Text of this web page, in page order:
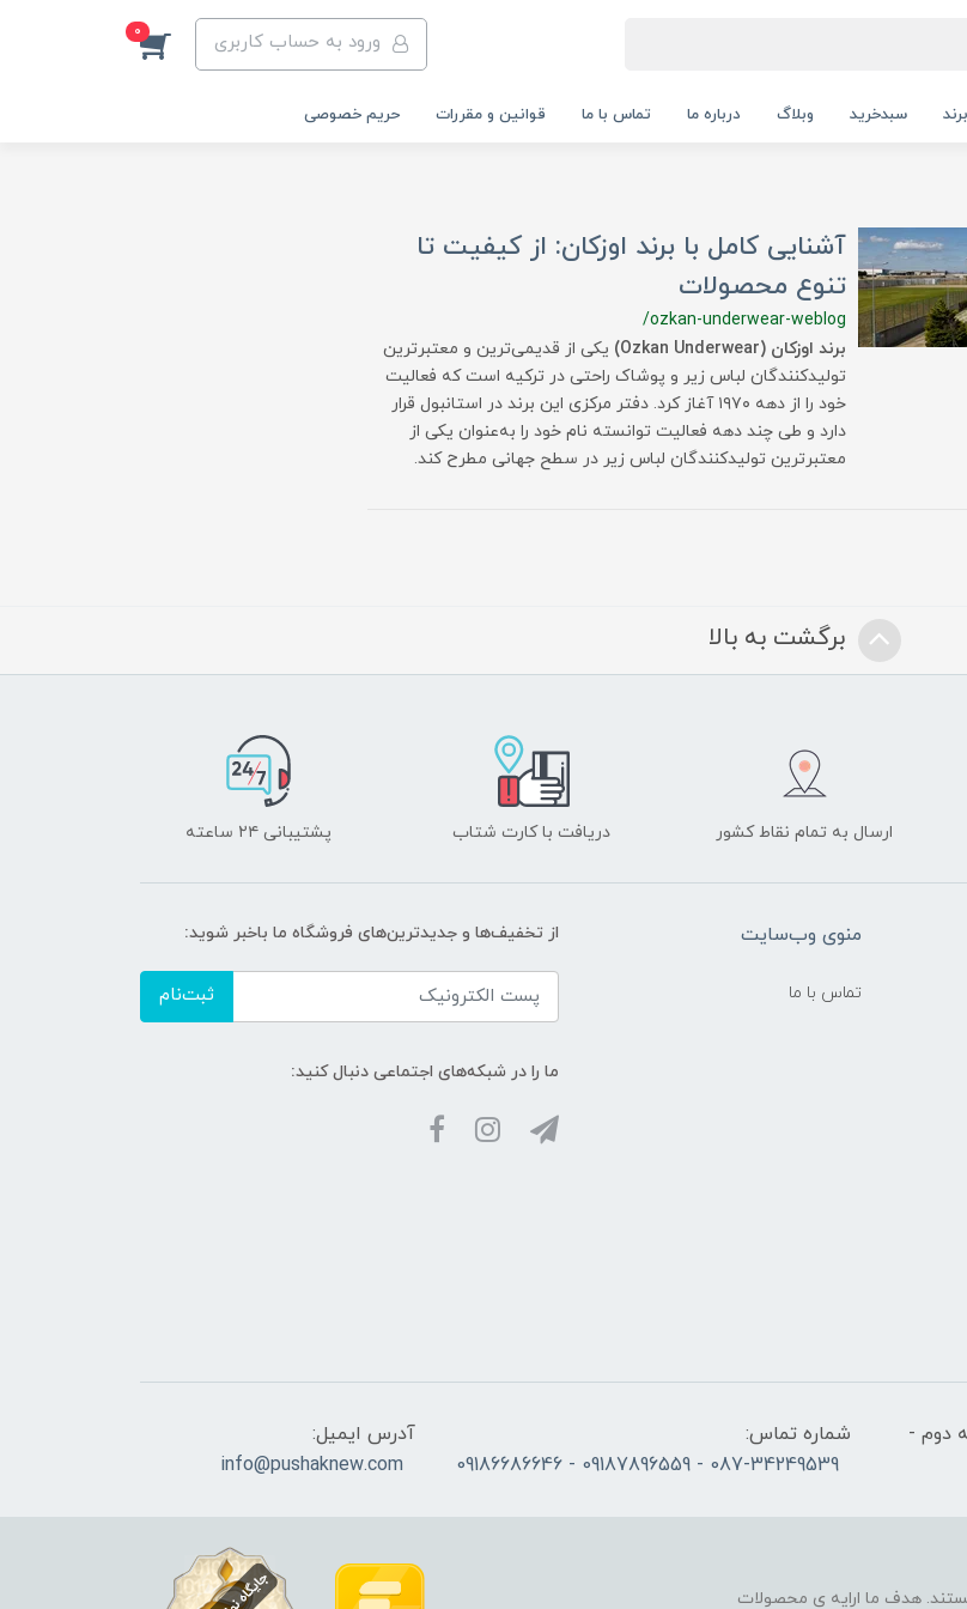
ورود به حساب کاربری 0
برند سبدخرید وبلاگ درباره ما تماس با ما قوانین و مقررات حریم خصوصی
آشنایی کامل با برند اوزکان: از کیفیت تا
تنوع محصولات
/ozkan-underwear-weblog
برند اوزکان (Ozkan Underwear)
یکی از قدیمی‌ترین و معتبرترین
تولیدکنندگان لباس زیر و پوشاک راحتی در ترکیه است که فعالیت
خود را از دهه ۱۹۷۰ آغاز کرد. دفتر مرکزی این برند در استانبول قرار
دارد و طی چند دهه فعالیت توانسته نام خود را به‌عنوان یکی از
معتبرترین تولیدکنندگان لباس زیر در سطح جهانی مطرح کند.
برگشت به بالا
ارسال به تمام نقاط کشور دریافت با کارت شتاب پشتیبانی ۲۴ ساعته
منوی وب‌سایت
تماس با ما
از تخفیف‌ها و جدیدترین‌های فروشگاه ما باخبر شوید:
ثبت‌نام
ما را در شبکه‌های اجتماعی دنبال کنید:
دوم -
شماره تماس:
087-34249539 - 09187896559 - 09186686646
آدرس ایمیل:
info@pushaknew.com
هدف ما ارایه ی محصولات